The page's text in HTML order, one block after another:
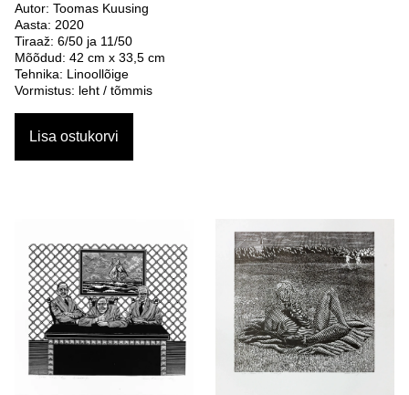
Autor: Toomas Kuusing
Aasta: 2020
Tiraaž: 6/50 ja 11/50
Mõõdud: 42 cm x 33,5 cm
Tehnika: Linoollõige
Vormistus: leht / tõmmis
Lisa ostukorvi